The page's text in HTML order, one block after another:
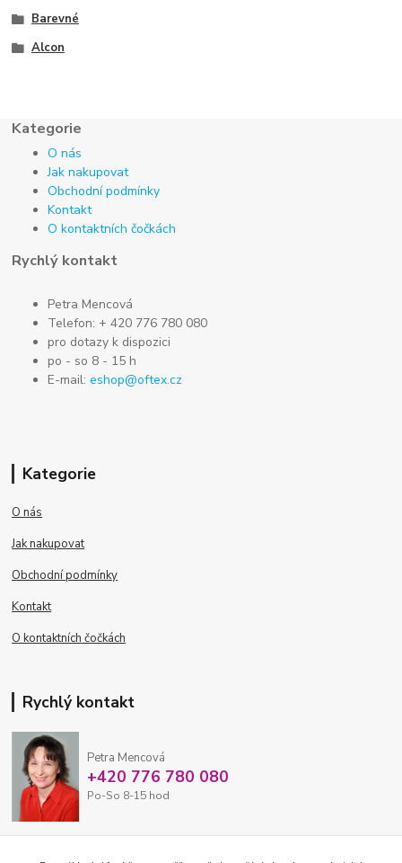
Barevné
Alcon
Kategorie
O nás
Jak nakupovat
Obchodní podmínky
Kontakt
O kontaktních čočkách
Rychlý kontakt
Petra Mencová
Telefon: + 420 776 780 080
pro dotazy k dispozici
po - so 8 - 15 h
E-mail:eshop@oftex.cz
Kategorie
O nás
Jak nakupovat
Obchodní podmínky
Kontakt
O kontaktních čočkách
Rychlý kontakt
Petra Mencová
+420 776 780 080
Po-So 8-15 hod